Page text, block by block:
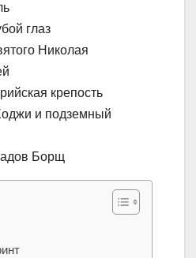
глаз
Николая
крепость
и подземный
Борщ